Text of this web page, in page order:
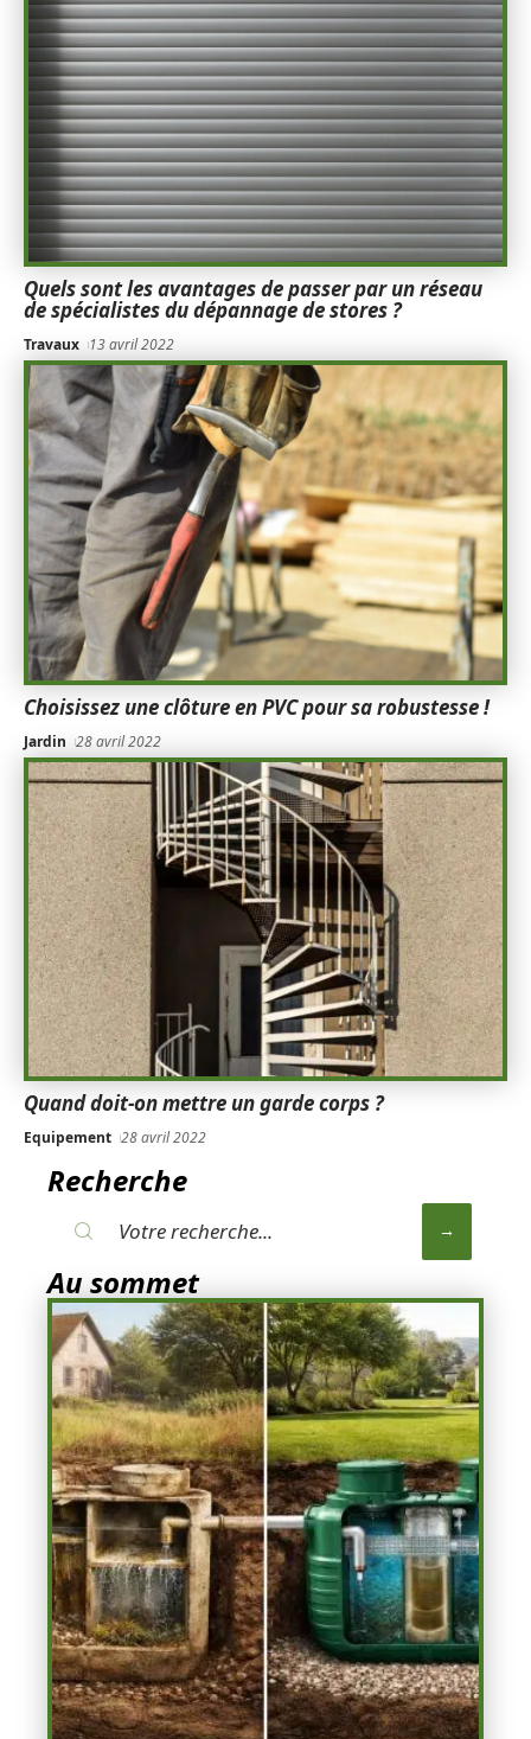
Quels sont les avantages de passer par un réseau
de spécialistes du dépannage de stores ?
Travaux 13 avril 2022
Choisissez une clôture en PVC pour sa robustesse !
Jardin 28 avril 2022
Quand doit-on mettre un garde corps ?
Equipement 28 avril 2022
Recherche
Au sommet